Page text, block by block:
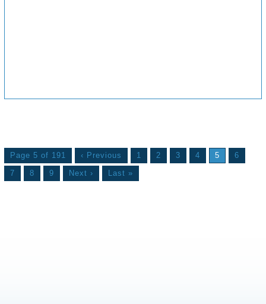
Page 5 of 191 ‹ Previous 1 2 3 4 5 6
7 8 9 Next › Last »